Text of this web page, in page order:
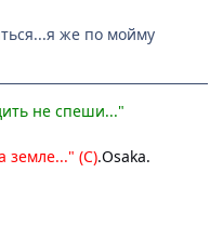
же по мойму
не спеши..."
земле..." (С).Osaka.